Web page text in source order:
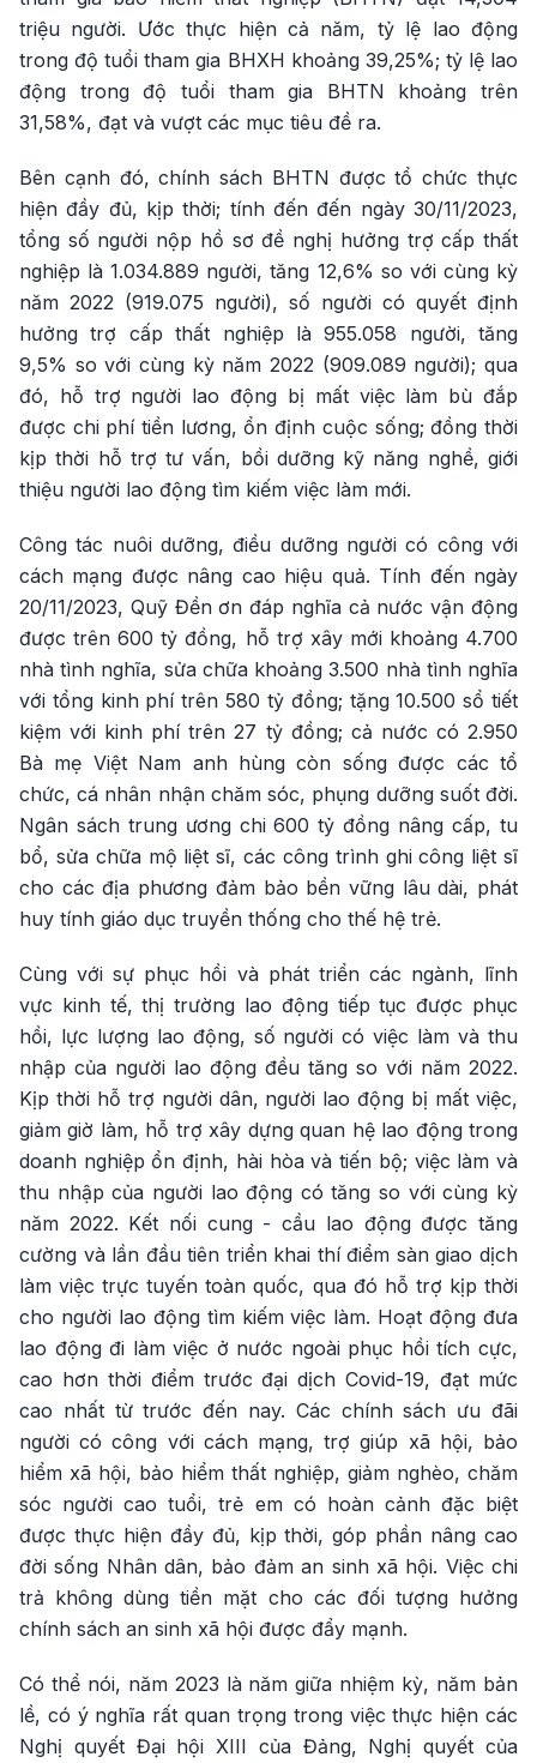
triệu người. Ước thực hiện cả năm, tỷ lệ lao động
trong độ tuổi tham gia BHXH khoảng 39,25%; tỷ lệ lao
động trong độ tuổi tham gia BHTN khoảng trên
31,58%, đạt và vượt các mục tiêu đề ra.
Bên cạnh đó, chính sách BHTN được tổ chức thực
hiện đầy đủ, kịp thời; tính đến đến ngày 30/11/2023,
tổng số người nộp hồ sơ đề nghị hưởng trợ cấp thất
nghiệp là 1.034.889 người, tăng 12,6% so với cùng kỳ
năm 2022 (919.075 người), số người có quyết định
hưởng trợ cấp thất nghiệp là 955.058 người, tăng
9,5% so với cùng kỳ năm 2022 (909.089 người); qua
đó, hỗ trợ người lao động bị mất việc làm bù đắp
được chi phí tiền lương, ổn định cuộc sống; đồng thời
kịp thời hỗ trợ tư vấn, bồi dưỡng kỹ năng nghề, giới
thiệu người lao động tìm kiếm việc làm mới.
Công tác nuôi dưỡng, điều dưỡng người có công với
cách mạng được nâng cao hiệu quả. Tính đến ngày
20/11/2023, Quỹ Đền ơn đáp nghĩa cả nước vận động
được trên 600 tỷ đồng, hỗ trợ xây mới khoảng 4.700
nhà tình nghĩa, sửa chữa khoảng 3.500 nhà tình nghĩa
với tổng kinh phí trên 580 tỷ đồng; tặng 10.500 sổ tiết
kiệm với kinh phí trên 27 tỷ đồng; cả nước có 2.950
Bà mẹ Việt Nam anh hùng còn sống được các tổ
chức, cá nhân nhận chăm sóc, phụng dưỡng suốt đời.
Ngân sách trung ương chi 600 tỷ đồng nâng cấp, tu
bổ, sửa chữa mộ liệt sĩ, các công trình ghi công liệt sĩ
cho các địa phương đảm bảo bền vững lâu dài, phát
huy tính giáo dục truyền thống cho thế hệ trẻ.
Cùng với sự phục hồi và phát triển các ngành, lĩnh
vực kinh tế, thị trường lao động tiếp tục được phục
hồi, lực lượng lao động, số người có việc làm và thu
nhập của người lao động đều tăng so với năm 2022.
Kịp thời hỗ trợ người dân, người lao động bị mất việc,
giảm giờ làm, hỗ trợ xây dựng quan hệ lao động trong
doanh nghiệp ổn định, hài hòa và tiến bộ; việc làm và
thu nhập của người lao động có tăng so với cùng kỳ
năm 2022. Kết nối cung - cầu lao động được tăng
cường và lần đầu tiên triển khai thí điểm sàn giao dịch
làm việc trực tuyến toàn quốc, qua đó hỗ trợ kịp thời
cho người lao động tìm kiếm việc làm. Hoạt động đưa
lao động đi làm việc ở nước ngoài phục hồi tích cực,
cao hơn thời điểm trước đại dịch Covid-19, đạt mức
cao nhất từ trước đến nay. Các chính sách ưu đãi
người có công với cách mạng, trợ giúp xã hội, bảo
hiểm xã hội, bảo hiểm thất nghiệp, giảm nghèo, chăm
sóc người cao tuổi, trẻ em có hoàn cảnh đặc biệt
được thực hiện đầy đủ, kịp thời, góp phần nâng cao
đời sống Nhân dân, bảo đảm an sinh xã hội. Việc chi
trả không dùng tiền mặt cho các đối tượng hưởng
chính sách an sinh xã hội được đẩy mạnh.
Có thể nói, năm 2023 là năm giữa nhiệm kỳ, năm bản
lề, có ý nghĩa rất quan trọng trong việc thực hiện các
Nghị quyết Đại hội XIII của Đảng, Nghị quyết của